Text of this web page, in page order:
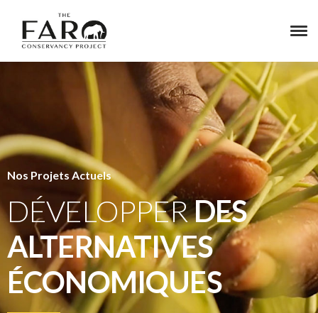
Nos Projets Actuels
DÉVELOPPERDES
ALTERNATIVES
ÉCONOMIQUES